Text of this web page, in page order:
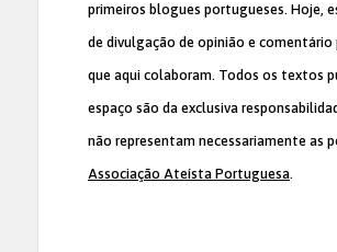
primeiros blogues portugueses. Hoje,
de divulgação de opinião e comentário
que aqui colaboram. Todos os textos
espaço são da exclusiva
não representam necessariamente as
Associação Ateísta Portuguesa.